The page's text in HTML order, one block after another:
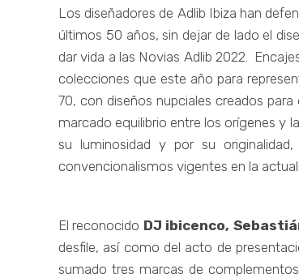
Los diseñadores de Adlib Ibiza han
últimos 50 años, sin dejar de lado el
dar vida a las Novias Adlib 2022.
colecciones que este año para
70, con diseños nupciales creados
marcado equilibrio entre los orígenes y
su luminosidad y por su
convencionalismos vigentes en la
El reconocido DJ ibicenco,
desfile, así como del acto de
sumado tres marcas de